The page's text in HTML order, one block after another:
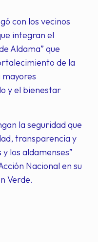
con los vecinos
integran el
Aldama” que
de la
mayores
y el bienestar
la seguridad que
transparencia y
los aldamenses”
Nacional en su
Verde.